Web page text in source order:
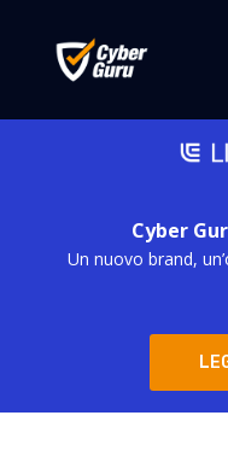
Cyber
Un nuovo brand,